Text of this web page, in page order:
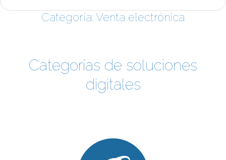
Categoría: Venta electrónica
Categorías de soluciones
digitales